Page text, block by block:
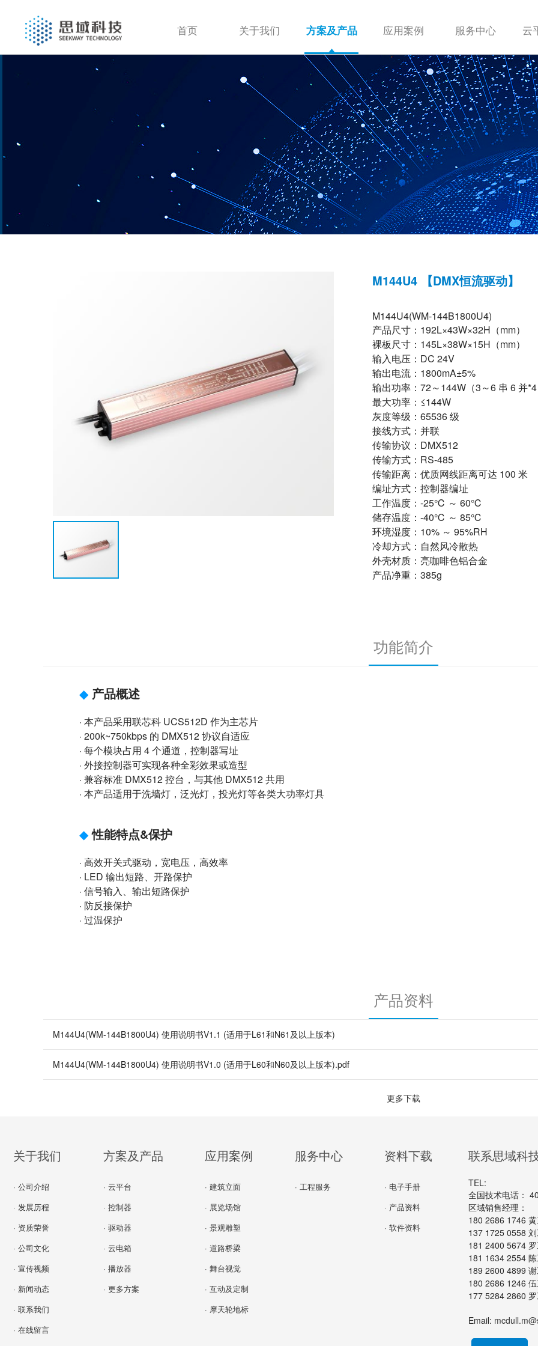
首页 关于我们 方案及产品 应用案例 服务中心 云
M144U4 【DMX恒流驱动】
M144U4(WM-144B1800U4)
产品尺寸：192L×43W×32H（mm）
裸板尺寸：145L×38W×15H（mm）
输入电压：DC 24V
输出电流：1800mA±5%
输出功率：72～144W（3～6 串 6 并
最大功率：≤144W
灰度等级：65536 级
接线方式：并联
传输协议：DMX512
传输方式：RS-485
传输距离：优质网线距离可达 100 米
编址方式：控制器编址
工作温度：-25℃ ～ 60℃
储存温度：-40℃ ～ 85℃
环境湿度：10% ～ 95%RH
冷却方式：自然风冷散热
外壳材质：亮咖啡色铝合金
产品净重：385g
功能简介
◆ 产品概述
· 本产品采用联芯科 UCS512D 作为主芯片
· 200k~750kbps 的 DMX512 协议自适应
· 每个模块占用 4 个通道，控制器写址
· 外接控制器可实现各种全彩效果或造型
· 兼容标准 DMX512 控台，与其他 DMX512 共用
· 本产品适用于洗墙灯，泛光灯，投光灯等各类大功率灯具
◆ 性能特点&保护
· 高效开关式驱动，宽电压，高效率
· LED 输出短路、开路保护
· 信号输入、输出短路保护
· 防反接保护
· 过温保护
产品资料
M144U4(WM-144B1800U4) 使用说明书V1.1 (适用于L61和N61及以上版本)
M144U4(WM-144B1800U4) 使用说明书V1.0 (适用于L60和N60及以上版本).pdf
更多下载
关于我们
· 公司介绍
· 发展历程
· 资质荣誉
· 公司文化
· 宣传视频
· 新闻动态
· 联系我们
· 在线留言
方案及产品
· 云平台
· 控制器
· 驱动器
· 云电箱
· 播放器
· 更多方案
应用案例
· 建筑立面
· 展览场馆
· 景观雕塑
· 道路桥梁
· 舞台视觉
· 互动及定制
· 摩天轮地标
服务中心
· 工程服务
资料下载
· 电子手册
· 产品资料
· 软件资料
联系思域科
TEL:
全国技术电话：
区域销售经理：
180 2686 1746
137 1725 0558
181 2400 5674
181 1634 2554
189 2600 4899
180 2686 1246
177 5284 2860
Email: